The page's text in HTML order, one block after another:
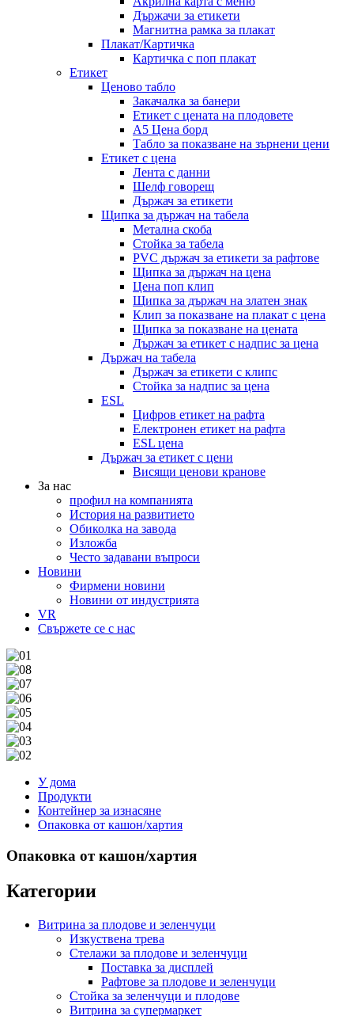
Държачи за етикети
Магнитна рамка за плакат
Плакат/Картичка
Картичка с поп плакат
Етикет
Ценово табло
Закачалка за банери
Етикет с цената на плодовете
A5 Цена борд
Табло за показване на зърнени цени
Етикет с цена
Лента с данни
Шелф говорещ
Държач за етикети
Щипка за държач на табела
Метална скоба
Стойка за табела
PVC държач за етикети за рафтове
Щипка за държач на цена
Цена поп клип
Щипка за държач на златен знак
Клип за показване на плакат с цена
Щипка за показване на цената
Държач за етикет с надпис за цена
Държач на табела
Държач за етикети с клипс
Стойка за надпис за цена
ESL
Цифров етикет на рафта
Електронен етикет на рафта
ESL цена
Държач за етикет с цени
Висящи ценови кранове
За нас
профил на компанията
История на развитието
Обиколка на завода
Изложба
Често задавани въпроси
Новини
Фирмени новини
Новини от индустрията
VR
Свържете се с нас
У дома
Продукти
Контейнер за изнасяне
Опаковка от кашон/хартия
Опаковка от кашон/хартия
Категории
Витрина за плодове и зеленчуци
Изкуствена трева
Стелажи за плодове и зеленчуци
Поставка за дисплей
Рафтове за плодове и зеленчуци
Стойка за зеленчуци и плодове
Витрина за супермаркет